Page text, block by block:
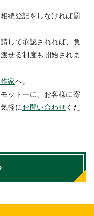
続登記をしなければ罰
して承認されれば、負
せる制度も開始されま
家へ。
ットーに、お客様に寄
軽にお問い合わせくだ